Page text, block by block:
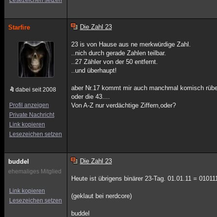
Starfire
dabei seit 2008
Profil anzeigen
Private Nachricht
Link kopieren
Lesezeichen setzen
Die Zahl 23
23 is von Hause aus ne merkwürdige Zahl.
..nich durch gerade Zahlen teilbar.
..27 Zähler von der 50 entfernt.
..und überhaupt!
aber Nr.17 kommt mir auch manchmal komisch
oder die 43....
Von A-Z nur verdächtige Ziffern,oder?
buddel
ehemaliges Mitglied
Link kopieren
Lesezeichen setzen
Die Zahl 23
Heute ist übrigens binärer 23-Tag. 01.01.11 =
(geklaut bei nerdcore)
buddel